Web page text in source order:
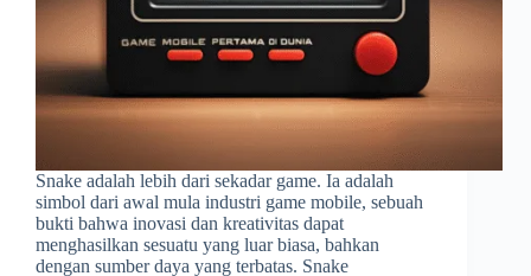
Snake adalah lebih dari sekadar game. Ia adalah
simbol dari awal mula industri game mobile, sebuah
bukti bahwa inovasi dan kreativitas dapat
menghasilkan sesuatu yang luar biasa, bahkan
dengan sumber daya yang terbatas. Snake